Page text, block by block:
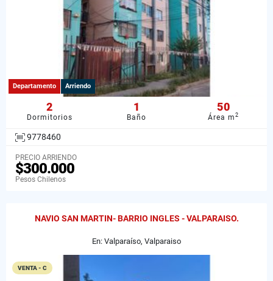
Departamento Arriendo
2
Dormitorios
1
Baño
50
Área m2
9778460
PRECIO ARRIENDO
$300.000
Pesos Chilenos
NAVIO SAN MARTIN- BARRIO INGLES - VALPARAISO.
En: Valparaíso, Valparaiso
VENTA - C